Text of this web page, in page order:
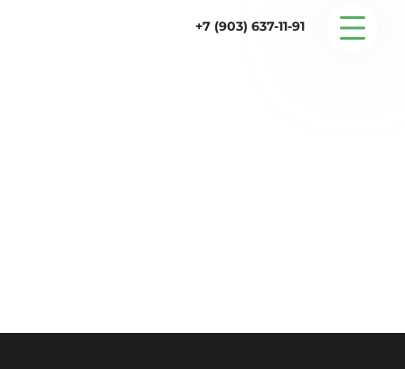
+7 (903) 637-11-91
Статьи